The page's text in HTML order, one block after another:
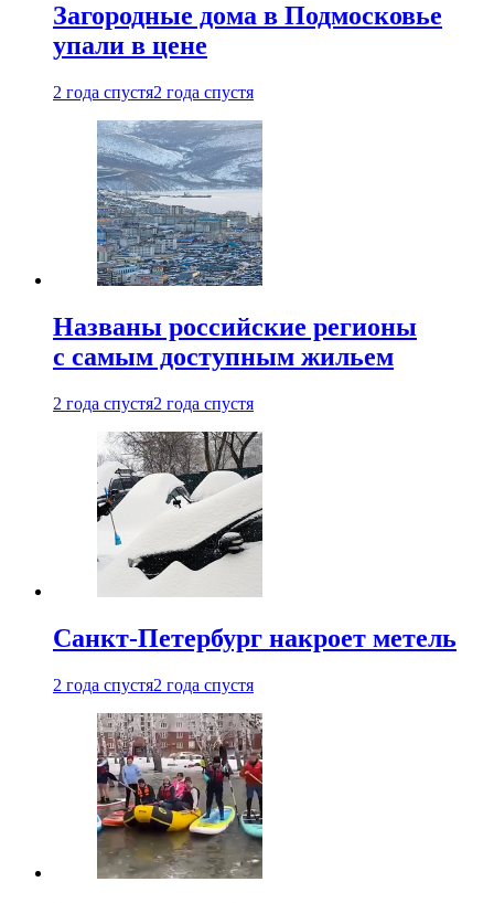
Загородные дома в Подмосковье
упали в цене
2 года спустя2 года спустя
Названы российские регионы
с самым доступным жильем
2 года спустя2 года спустя
Санкт-Петербург накроет метель
2 года спустя2 года спустя